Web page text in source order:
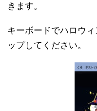
きます。
キーボードでハロウ
ップしてください。